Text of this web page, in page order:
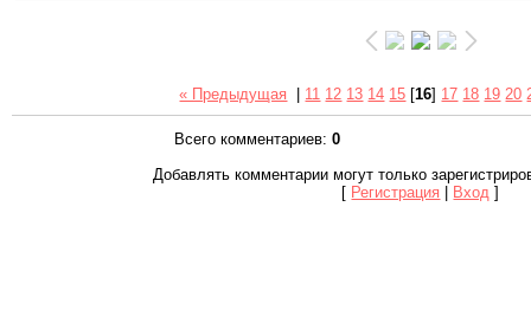
« Предыдущая 11 12 13 14 15 [16] 17 18 19 20
Всего комментариев: 0
Добавлять комментарии могут только
[ Регистрация | Вход ]